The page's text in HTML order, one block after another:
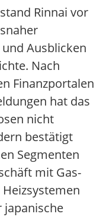
Rinnai vor
Ausblicken
Nach
Finanzportalen
hat das
nicht
bestätigt
Segmenten
mit Gas-
japanische